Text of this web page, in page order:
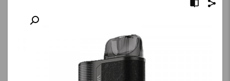
برای فعال شدن سبد خرید و
نمایش قیمت ، گزینه های
محصول را از کادر بالا انتخاب
نمایش قیمت ، گزینه های
محصول را از کادر بالا انتخاب